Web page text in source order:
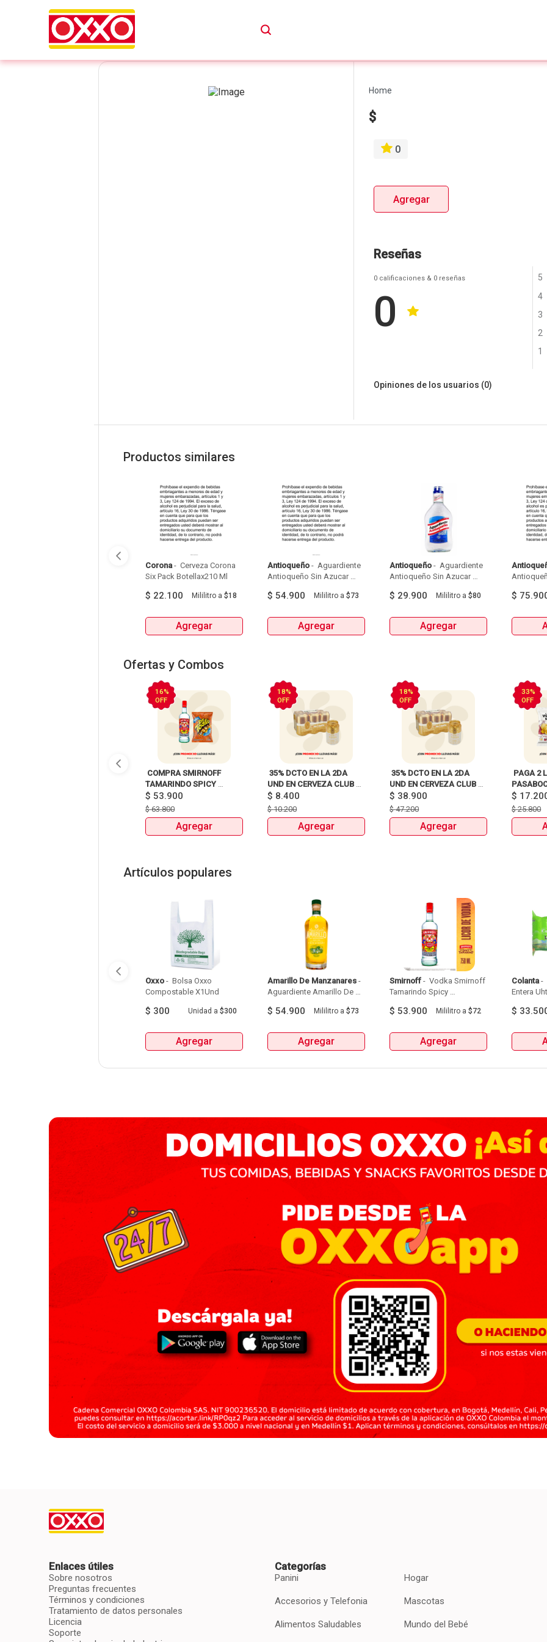
Home
$
0
Agregar
Reseñas
0 calificaciones & 0 reseñas
0
5
4
3
2
1
Opiniones de los usuarios (0)
Productos similares
Corona - Cerveza Corona
$ 22.100 Mililitro a$18
Agregar
Antioqueño - Aguardiente
Antioqueño Sin Azucar
$ 54.900 Mililitro a$73
Agregar
Antioqueño - Aguardiente
Antioqueño Sin Azucar
$ 29.900 Mililitro a$80
Agregar
$
Ofertas y Combos
16%
OFF
COMPRA SMIRNOFF
TAMARINDO SPICY
X750ml Y LLEVATE
$ 53.900
$63.800
Agregar
18%
OFF
35% DCTO EN LA 2DA
UND EN CERVEZA CLUB
$ 8.400
$10.200
Agregar
18%
OFF
35% DCTO EN LA 2DA
UND EN CERVEZA CLUB
COLOMBIA 330 ML LATA X
6 UNIDADES
ANTES:$47.200
AHORA:$38.900
$ 38.900
$47.200
Agregar
33%
OFF
PAGA 2
$
$25.800
Artículos populares
Oxxo - Bolsa Oxxo
$ 300 Unidad a$300
Agregar
Amarillo De Manzanares -
Aguardiente Amarillo De
$ 54.900 Mililitro a$73
Agregar
Smirnoff - Vodka Smirnoff
Tamarindo Spicy
$ 53.900 Mililitro a$72
Agregar
Colanta -
Entera
$
Enlaces útiles
Sobre nosotros
Preguntas frecuentes
Términos y condiciones
Tratamiento de datos personales
Licencia
Soporte
Categorías
Panini
Accesorios y Telefonia
Alimentos Saludables
Hogar
Mascotas
Mundo del Bebé